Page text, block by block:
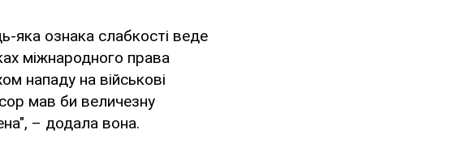
ознака слабкості веде
міжнародного права
нападу на військові
мав би величезну
– додала вона.